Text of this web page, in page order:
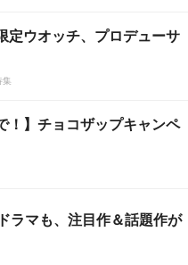
定ウオッチ、プロデューサ
集
！】チョコザップキャンペ
ラマも、注目作＆話題作が